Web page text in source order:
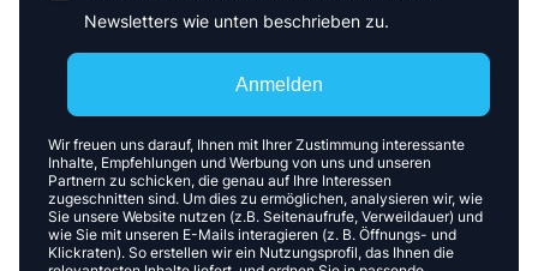
Anmelden
Newsletters wie unten beschrieben zu.
Wir freuen uns darauf, Ihnen mit Ihrer Zustimmung interessante
Inhalte, Empfehlungen und Werbung von uns und unseren
Partnern zu schicken, die genau auf Ihre Interessen
zugeschnitten sind. Um dies zu ermöglichen, analysieren wir, wie
Sie unsere Website nutzen (z.B. Seitenaufrufe, Verweildauer) und
wie Sie mit unseren E-Mails interagieren (z. B. Öffnungs- und
Klickraten). So erstellen wir ein Nutzungsprofil, das Ihnen die